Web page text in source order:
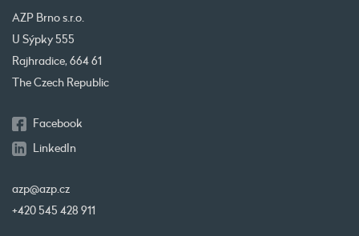
AZP Brno s.r.o.
U Sýpky 555
Rajhradice, 664 61
The Czech Republic
Facebook
LinkedIn
azp@azp.cz
+420 545 428 911